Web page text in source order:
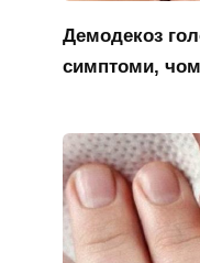
Демодекоз
симптоми,